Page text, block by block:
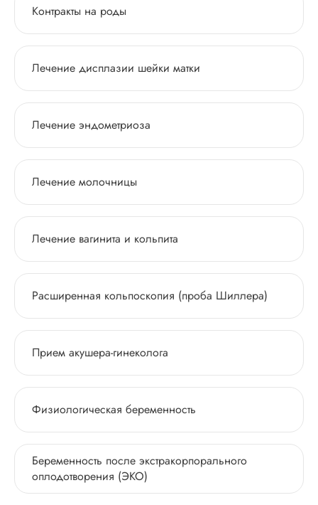
Контракты на роды
Лечение дисплазии шейки матки
Лечение эндометриоза
Лечение молочницы
Лечение вагинита и кольпита
Расширенная кольпоскопия (проба Шиллера)
Прием акушера-гинеколога
Физиологическая беременность
Беременность после экстракорпорального
оплодотворения (ЭКО)